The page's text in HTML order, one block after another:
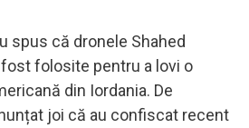
spus că dronele Shahed
folosite pentru a lovi o
din Iordania. De
joi că au confiscat recent